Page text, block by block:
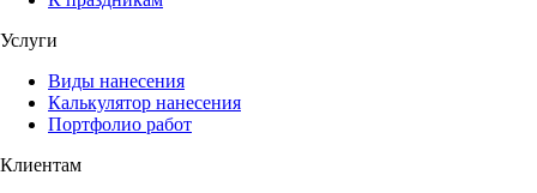
Услуги
Виды нанесения
Калькулятор нанесения
Портфолио работ
Клиентам